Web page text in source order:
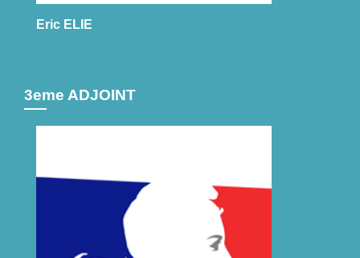
Eric ELIE
3eme ADJOINT